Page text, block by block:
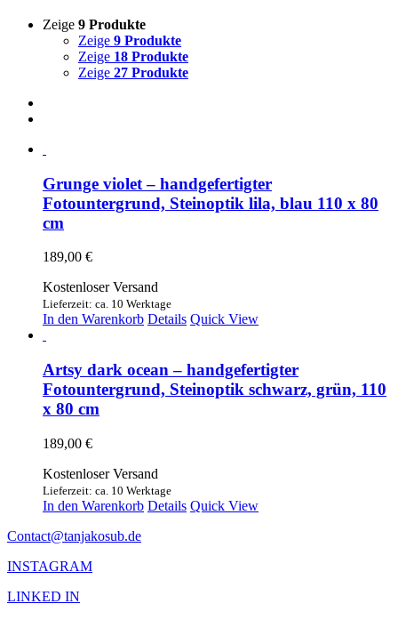
Zeige 9 Produkte
Zeige 9 Produkte
Zeige 18 Produkte
Zeige 27 Produkte
Grunge violet – handgefertigter
Fotountergrund, Steinoptik lila, blau 110 x 80
cm
189,00 €
Kostenloser Versand
Lieferzeit: ca. 10 Werktage
In den Warenkorb Details Quick View
Artsy dark ocean – handgefertigter
Fotountergrund, Steinoptik schwarz, grün, 110
x 80 cm
189,00 €
Kostenloser Versand
Lieferzeit: ca. 10 Werktage
In den Warenkorb Details Quick View
Contact@tanjakosub.de
INSTAGRAM
LINKED IN